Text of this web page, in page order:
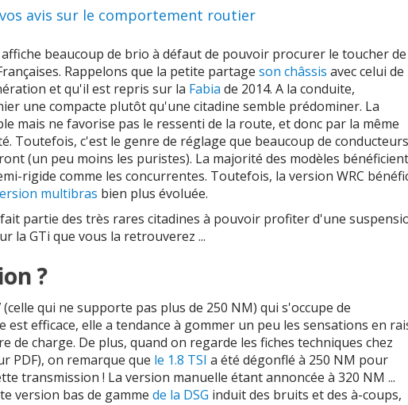
avis sur le comportement routier
affiche beaucoup de brio à défaut de pouvoir procurer le toucher de
Rappelons que la petite partage son châssis avec celui de
et qu'il est repris sur la Fabia de 2014. A la conduite,
une compacte plutôt qu'une citadine semble prédominer. La
mais ne favorise pas le ressenti de la route, et donc par la même
Toutefois, c'est le genre de réglage que beaucoup de conducteurs
(un peu moins les puristes). La majorité des modèles bénéficient
rigide comme les concurrentes. Toutefois, la version WRC
multibras bien plus évoluée.
partie des très rares citadines à pouvoir profiter d'une
la GTi que vous la retrouverez ...
?
(celle qui ne supporte pas plus de 250 NM) qui s'occupe de
est efficace, elle a tendance à gommer un peu les sensations en
de charge. De plus, quand on regarde les fiches techniques chez
PDF), on remarque que le 1.8 TSI a été dégonflé à 250 NM pour
transmission ! La version manuelle étant annoncée à 320 NM ...
version bas de gamme de la DSG induit des bruits et des à-coups,